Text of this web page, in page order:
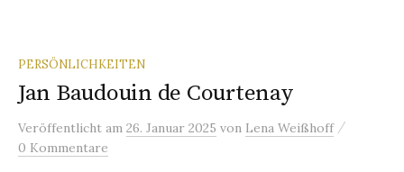
PERSÖNLICHKEITEN
Jan Baudouin de Courtenay
Veröffentlicht am 26. Januar 2025 von Lena Weißhoff /
0 Kommentare